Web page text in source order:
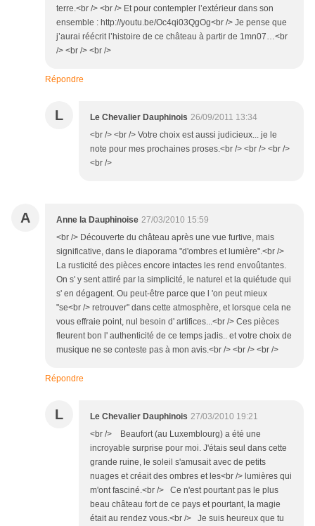
terre.<br /> <br /> Et pour contempler l’extérieur dans son
ensemble : http://youtu.be/Oc4qi03QgOg<br /> Je pense que
j’aurai réécrit l’histoire de ce château à partir de 1mn07…<br
/> <br /> <br />
Répondre
L Le Chevalier Dauphinois 26/09/2011 13:34
<br /> <br /> Votre choix est aussi judicieux... je le
note pour mes prochaines proses.<br /> <br /> <br />
<br />
A Anne la Dauphinoise 27/03/2010 15:59
<br /> Découverte du château après une vue furtive, mais
significative, dans le diaporama "d'ombres et lumière".<br />
La rusticité des pièces encore intactes les rend envoûtantes.
On s' y sent attiré par la simplicité, le naturel et la quiétude qui
s' en dégagent. Ou peut-être parce que l 'on peut mieux
"se<br /> retrouver" dans cette atmosphère, et lorsque cela ne
vous effraie point, nul besoin d' artifices...<br /> Ces pièces
fleurent bon l' authenticité de ce temps jadis.. et votre choix de
musique ne se conteste pas à mon avis.<br /> <br /> <br />
Répondre
L Le Chevalier Dauphinois 27/03/2010 19:21
<br /> Beaufort (au Luxemblourg) a été une
incroyable surprise pour moi. J'étais seul dans cette
grande ruine, le soleil s'amusait avec de petits
nuages et créait des ombres et les<br /> lumières qui
m'ont fasciné.<br /> Ce n'est pourtant pas le plus
beau château fort de ce pays et pourtant, la magie
était au rendez vous.<br /> Je suis heureux que tu